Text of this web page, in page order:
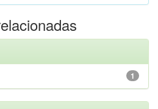
1